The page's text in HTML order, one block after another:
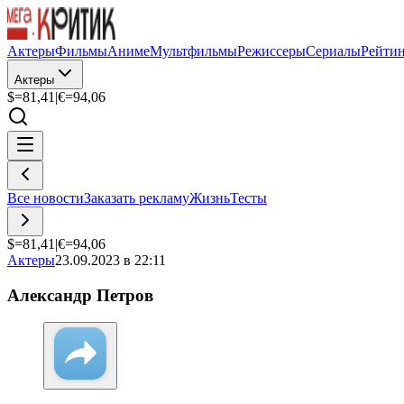
АктерыФильмыАнимеМультфильмыРежиссерыСериалы
Актеры
$=81,41 |€=94,06
Все новостиЗаказать рекламуЖизньТесты
$=81,41 |€=94,06
Актеры23.09.2023 в 22:11
Александр Петров